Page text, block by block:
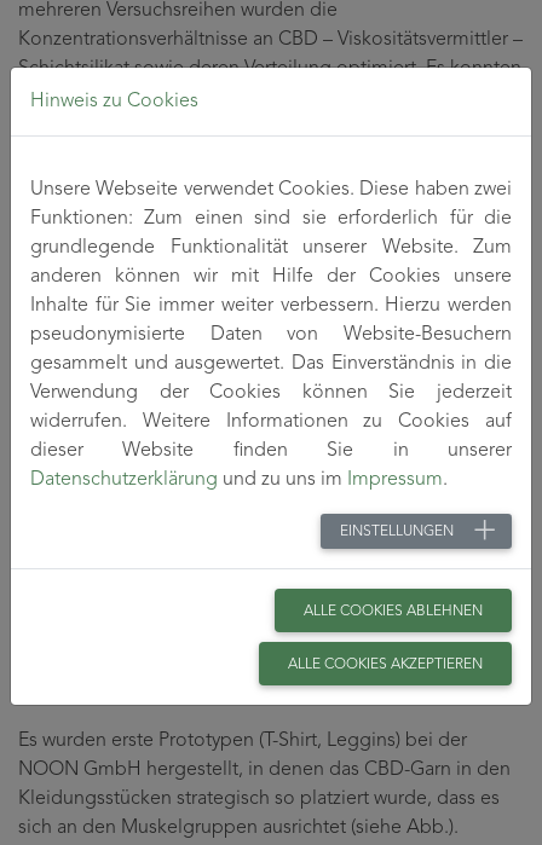
mehreren Versuchsreihen wurden die
Konzentrationsverhältnisse an CBD – Viskositätsvermittler –
Schichtsilikat sowie deren Verteilung optimiert. Es konnten
Lyocell-Fasern mit hohen Anteilen an Vitamin D3 (ca. 5%)
die Fasern, Garne und Gestricke auf den Gehalt an Δ9-
Tetrahydrocannabinol (THC) analysiert, um eine
durchgehende Transparenz von der Faser bis zum Textil
abzusichern. Die gemessenen Gehalte an THC lagen in
allen Fertigungsstufen unterhalb der jeweiligen
Bestimmungsgrenze von < 0,2% THC.
Bei Inovafil (PT) konnten Garne hoher Feinheit (NM 85) mit
einem Wirkstofffaseranteil von 30% hergestellt werden. Mit
mapping) entwickelt, die einen gesteuerten und
verstärkten Wirkstoff-Haut-Transfer ermöglichen. Mittels
Martindale-Tests konnte der Transfer Textil – Kunsthaut
ergaben einen Wert von ca. 0,7 mg/m2.
Es wurden erste Prototypen (T-Shirt, Leggins) bei der
NOON GmbH hergestellt, in denen das CBD-Garn in den
Kleidungsstücken strategisch so platziert wurde, dass es
sich an den Muskelgruppen ausrichtet (siehe Abb.).
Hinweis zu Cookies
Unsere Webseite verwendet Cookies. Diese haben zwei
Funktionen: Zum einen sind sie erforderlich für die
grundlegende Funktionalität unserer Website. Zum
anderen können wir mit Hilfe der Cookies unsere
Inhalte für Sie immer weiter verbessern. Hierzu werden
pseudonymisierte Daten von Website-Besuchern
gesammelt und ausgewertet. Das Einverständnis in die
Verwendung der Cookies können Sie jederzeit
widerrufen. Weitere Informationen zu Cookies auf
dieser Website finden Sie in unserer
Datenschutzerklärung und zu uns im Impressum.
EINSTELLUNGEN
ALLE COOKIES ABLEHNEN
ALLE COOKIES AKZEPTIEREN